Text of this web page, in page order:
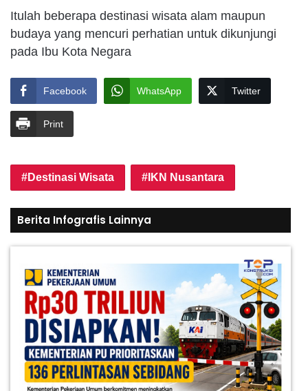
Itulah beberapa destinasi wisata alam maupun
budaya yang mencuri perhatian untuk dikunjungi
pada Ibu Kota Negara
Facebook WhatsApp Twitter
Print
Destinasi Wisata IKN Nusantara
Berita Infografis Lainnya